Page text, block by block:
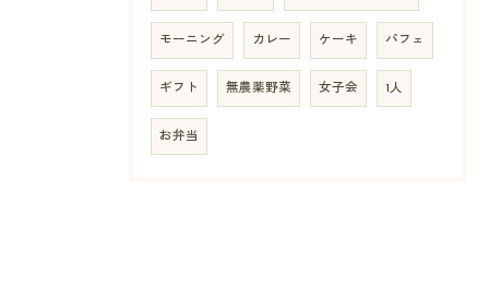
モーニング カレー ケーキ パフェ
ギフト 無農薬野菜 女子会 1人
お弁当